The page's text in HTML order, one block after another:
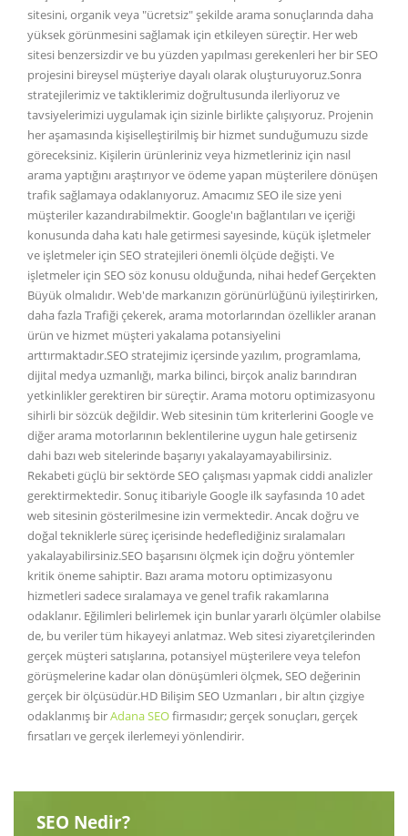
sitesini, organik veya "ücretsiz" şekilde arama sonuçlarında daha
yüksek görünmesini sağlamak için etkileyen süreçtir. Her web
sitesi benzersizdir ve bu yüzden yapılması gerekenleri her bir SEO
projesini bireysel müşteriye dayalı olarak oluşturuyoruz.Sonra
stratejilerimiz ve taktiklerimiz doğrultusunda ilerliyoruz ve
tavsiyelerimizi uygulamak için sizinle birlikte çalışıyoruz. Projenin
her aşamasında kişiselleştirilmiş bir hizmet sunduğumuzu sizde
göreceksiniz. Kişilerin ürünleriniz veya hizmetleriniz için nasıl
arama yaptığını araştırıyor ve ödeme yapan müşterilere dönüşen
trafik sağlamaya odaklanıyoruz. Amacımız SEO ile size yeni
müşteriler kazandırabilmektir. Google'ın bağlantıları ve içeriği
konusunda daha katı hale getirmesi sayesinde, küçük işletmeler
ve işletmeler için SEO stratejileri önemli ölçüde değişti. Ve
işletmeler için SEO söz konusu olduğunda, nihai hedef Gerçekten
Büyük olmalıdır. Web'de markanızın görünürlüğünü iyileştirirken,
daha fazla Trafiği çekerek, arama motorlarından özellikler aranan
ürün ve hizmet müşteri yakalama potansiyelini
arttırmaktadır.SEO stratejimiz içersinde yazılım, programlama,
dijital medya uzmanlığı, marka bilinci, birçok analiz barındıran
yetkinlikler gerektiren bir süreçtir. Arama motoru optimizasyonu
sihirli bir sözcük değildir. Web sitesinin tüm kriterlerini Google ve
diğer arama motorlarının beklentilerine uygun hale getirseniz
dahi bazı web sitelerinde başarıyı yakalayamayabilirsiniz.
Rekabeti güçlü bir sektörde SEO çalışması yapmak ciddi analizler
gerektirmektedir. Sonuç itibariyle Google ilk sayfasında 10 adet
web sitesinin gösterilmesine izin vermektedir. Ancak doğru ve
doğal tekniklerle süreç içerisinde hedeflediğiniz sıralamaları
yakalayabilirsiniz.SEO başarısını ölçmek için doğru yöntemler
kritik öneme sahiptir. Bazı arama motoru optimizasyonu
hizmetleri sadece sıralamaya ve genel trafik rakamlarına
odaklanır. Eğilimleri belirlemek için bunlar yararlı ölçümler olabilse
de, bu veriler tüm hikayeyi anlatmaz. Web sitesi ziyaretçilerinden
gerçek müşteri satışlarına, potansiyel müşterilere veya telefon
görüşmelerine kadar olan dönüşümleri ölçmek, SEO değerinin
gerçek bir ölçüsüdür.HD Bilişim SEO Uzmanları , bir altın çizgiye
odaklanmış birAdana SEOfirmasıdır; gerçek sonuçları, gerçek
fırsatları ve gerçek ilerlemeyi yönlendirir.
SEO Nedir?